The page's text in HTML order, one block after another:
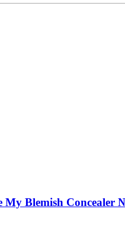
My Blemish Concealer